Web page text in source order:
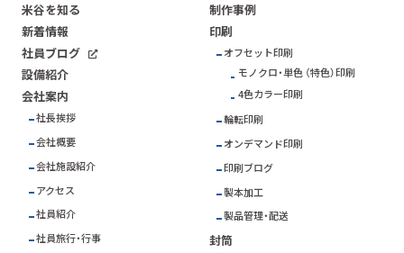
米谷を知る
新着情報
社員ブログ
設備紹介
会社案内
社長挨拶
会社概要
会社施設紹介
アクセス
社員紹介
社員旅行・行事
制作事例
印刷
オフセット印刷
モノクロ・単色 （特色）印刷
4色カラー印刷
輪転印刷
オンデマンド印刷
印刷ブログ
製本加工
製品管理・配送
封筒